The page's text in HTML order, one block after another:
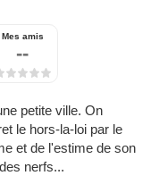
Mes amis
--
petite ville. On
le hors-la-loi par le
et de l'estime de son
nerfs...